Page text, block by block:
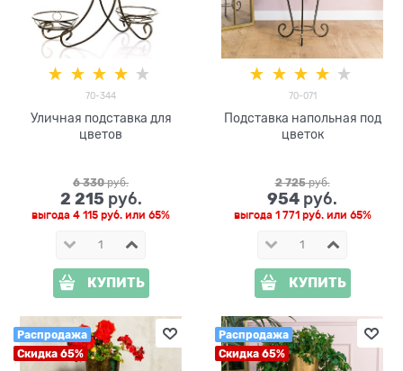
70-344
Уличная подставка для
цветов
6 330 руб.
2 215 руб.
выгода 4 115 руб. или 65%
КУПИТЬ
70-071
Подставка напольная под
цветок
2 725 руб.
954 руб.
выгода 1 771 руб.или 65%
КУПИТЬ
Распродажа
Скидка 65%
Распродажа
Скидка 65%